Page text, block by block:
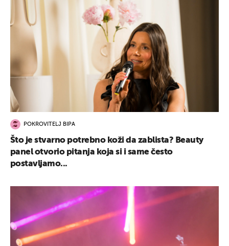
POKROVITELJ BIPA
Što je stvarno potrebno koži da zablista? Beauty
panel otvorio pitanja koja si i same često
postavljamo...